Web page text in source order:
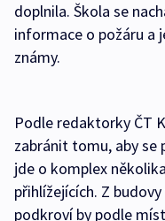
doplnila. Škola se
informace o požáru a
známy.
Podle redaktorky ČT
zabránit tomu, aby
jde o komplex
přihlížejících. Z
podkroví by podle